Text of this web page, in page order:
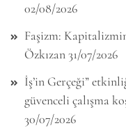
02/08/2026
Faşizm:
Özkızan31/07/2026
İş’in Gerçeği”
güvenceli çalışma
30/07/2026